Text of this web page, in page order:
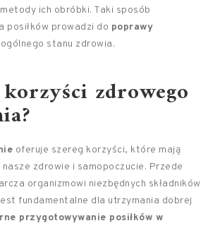
ich obróbki. Taki sposób
posiłków prowadzi do poprawy
stanu zdrowia.
zdrowego
oferuje szereg korzyści, które mają
nasze zdrowie i samopoczucie. Przede
organizmowi niezbędnych składników
fundamentalne dla utrzymania dobrej
przygotowywanie posiłków w